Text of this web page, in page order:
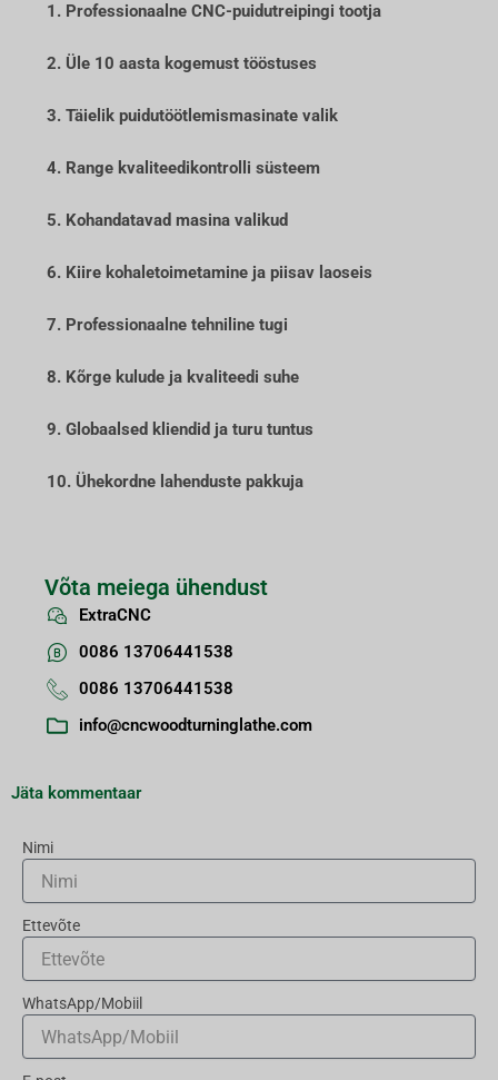
1. Professionaalne CNC-puidutreipingi tootja
2. Üle 10 aasta kogemust tööstuses
3. Täielik puidutöötlemismasinate valik
4. Range kvaliteedikontrolli süsteem
5. Kohandatavad masina valikud
6. Kiire kohaletoimetamine ja piisav laoseis
7. Professionaalne tehniline tugi
8. Kõrge kulude ja kvaliteedi suhe
9. Globaalsed kliendid ja turu tuntus
10. Ühekordne lahenduste pakkuja
Võta meiega ühendust
ExtraCNC
0086 13706441538
0086 13706441538
info@cncwoodturninglathe.com
Jäta kommentaar
Nimi
Ettevõte
WhatsApp/Mobiil